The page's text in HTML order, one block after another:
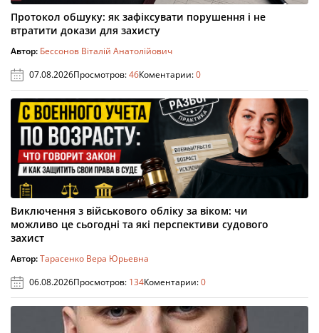
Протокол обшуку: як зафіксувати порушення і не
втратити докази для захисту
Автор: Бессонов Віталій Анатолійович
07.08.2026Просмотров:46Коментарии:0
Виключення з військового обліку за віком: чи
можливо це сьогодні та які перспективи судового
захист
Автор:Тарасенко Вера Юрьевна
06.08.2026Просмотров: 134Коментарии:0